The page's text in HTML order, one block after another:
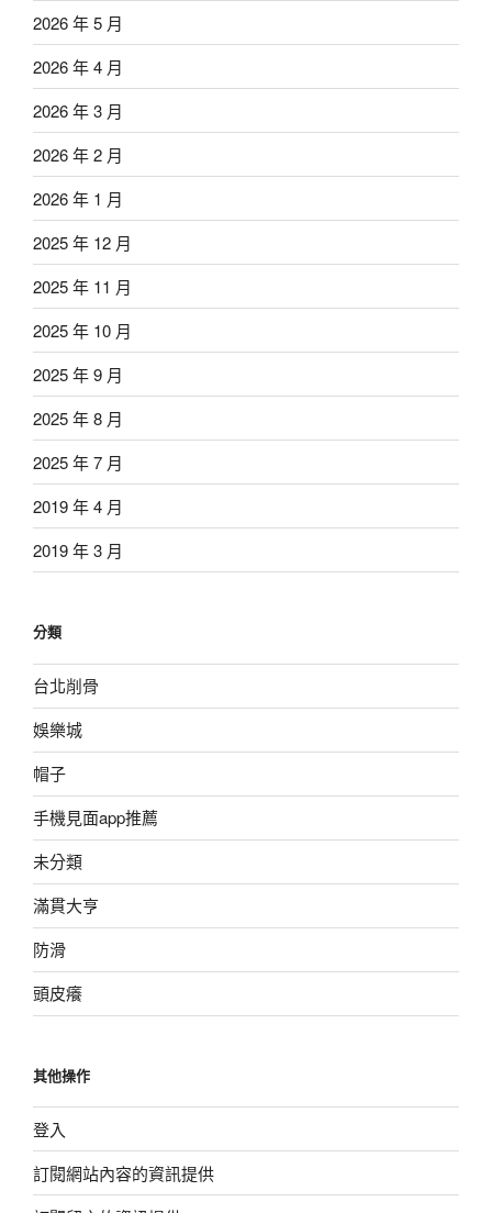
2026 年 5 月
2026 年 4 月
2026 年 3 月
2026 年 2 月
2026 年 1 月
2025 年 12 月
2025 年 11 月
2025 年 10 月
2025 年 9 月
2025 年 8 月
2025 年 7 月
2019 年 4 月
2019 年 3 月
分類
台北削骨
娛樂城
帽子
手機見面app推薦
未分類
滿貫大亨
防滑
頭皮癢
其他操作
登入
訂閱網站內容的資訊提供